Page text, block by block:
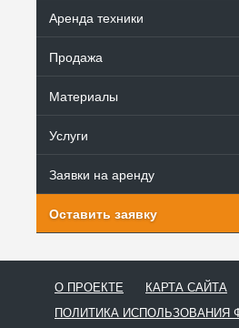
Аренда техники
Продажа
Материалы
Услуги
Заявки на аренду
Оставить заявку
О ПРОЕКТЕ КАРТА САЙТА
ПОЛИТИКА ИСПОЛЬЗОВАНИЯ